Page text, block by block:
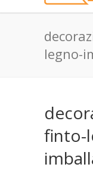
legno-
finto-